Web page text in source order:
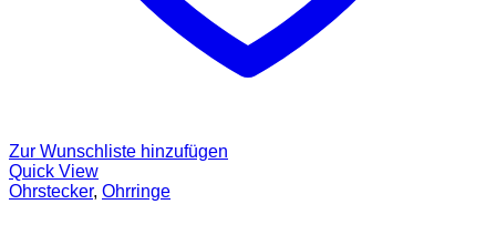
Zur Wunschliste hinzufügen
Quick View
Ohrstecker, Ohrringe